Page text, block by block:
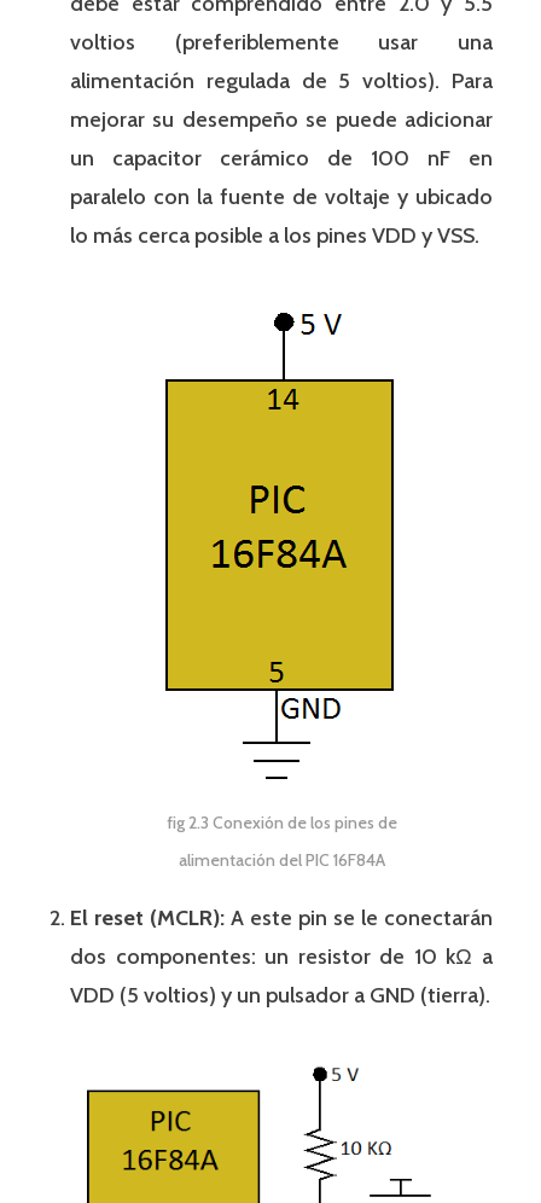
voltios (preferiblemente usar una
alimentación regulada de 5 voltios). Para
mejorar su desempeño se puede adicionar
un capacitor cerámico de 100 nF en
paralelo con la fuente de voltaje y ubicado
lo más cerca posible a los pines VDD y VSS.
fig 2.3 Conexión de los pines de
alimentación del PIC 16F84A
El reset (MCLR): A este pin se le conectarán
dos componentes: un resistor de 10 kΩ a
VDD (5 voltios) y un pulsador a GND (tierra).